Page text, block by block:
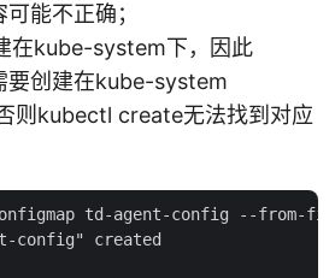
能不正确；
在kube-system下，因此
创建在kube-system
则kubectl create无法找到对应
td-agent-config --from-
config" created